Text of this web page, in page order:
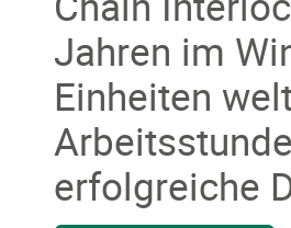
Jahren im
Einheiten
erfolgreiche